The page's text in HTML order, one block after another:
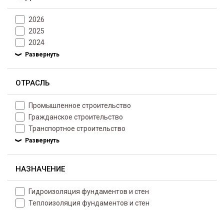
2026
2025
2024
ОТРАСЛЬ
Промышленное строительство
Гражданское строительство
Транспортное строительство
НАЗНАЧЕНИЕ
Гидроизоляция фундаментов и стен
Теплоизоляция фундаментов и стен